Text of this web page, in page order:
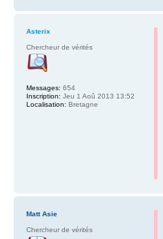
Asterix
Chercheur de vérités
Messages: 654
Inscription: Jeu 1 Aoû 2013 13:52
Localisation: Bretagne
Matt Asie
Chercheur de vérités